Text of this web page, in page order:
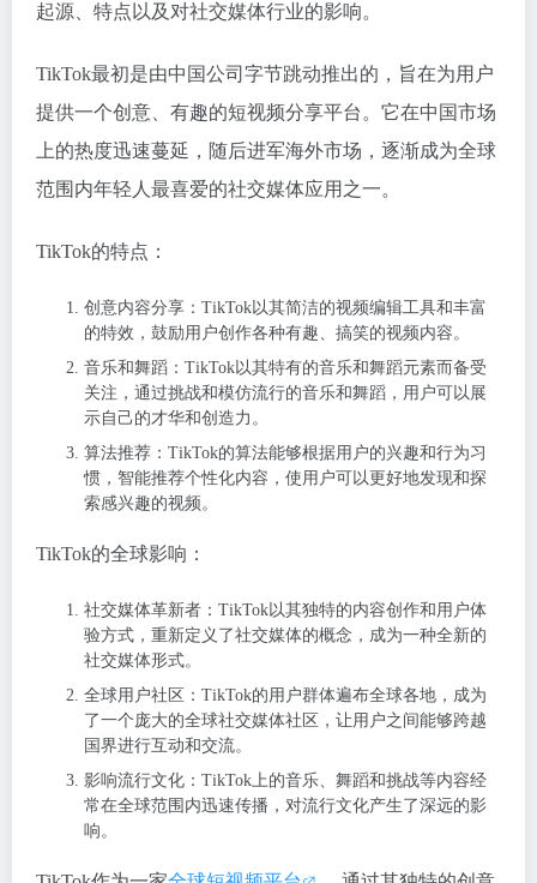
起源、特点以及对社交媒体行业的影响。
TikTok最初是由中国公司字节跳动推出的，旨在为用户
提供一个创意、有趣的短视频分享平台。它在中国市场
上的热度迅速蔓延，随后进军海外市场，逐渐成为全球
范围内年轻人最喜爱的社交媒体应用之一。
TikTok的特点：
创意内容分享：TikTok以其简洁的视频编辑工具和丰富
的特效，鼓励用户创作各种有趣、搞笑的视频内容。
音乐和舞蹈：TikTok以其特有的音乐和舞蹈元素而备受
关注，通过挑战和模仿流行的音乐和舞蹈，用户可以展
示自己的才华和创造力。
算法推荐：TikTok的算法能够根据用户的兴趣和行为习
惯，智能推荐个性化内容，使用户可以更好地发现和探
索感兴趣的视频。
TikTok的全球影响：
社交媒体革新者：TikTok以其独特的内容创作和用户体
验方式，重新定义了社交媒体的概念，成为一种全新的
社交媒体形式。
全球用户社区：TikTok的用户群体遍布全球各地，成为
了一个庞大的全球社交媒体社区，让用户之间能够跨越
国界进行互动和交流。
影响流行文化：TikTok上的音乐、舞蹈和挑战等内容经
常在全球范围内迅速传播，对流行文化产生了深远的影
响。